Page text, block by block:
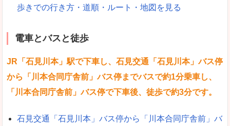
歩きでの行き方・道順・ルート・地図を見る
電車とバスと徒歩
JR「石見川本」駅で下車し、石見交通「石見川本」バス停
から「川本合同庁舎前」バス停までバスで約1分乗車し、
「川本合同庁舎前」バス停で下車後、徒歩で約3分です。
石見交通「石見川本」バス停から「川本合同庁舎前」バ